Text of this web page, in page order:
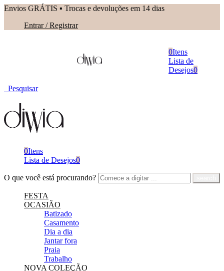
Envios GRÁTIS ▪︎ Trocas e devoluções em 14 dias
Entrar / Registrar
0Itens
Lista de
Desejos0
Pesquisar
0Itens
Lista de Desejos0
O que você está procurando?
FESTA
OCASIÃO
Batizado
Casamento
Dia a dia
Jantar fora
Praia
Trabalho
NOVA COLEÇÃO